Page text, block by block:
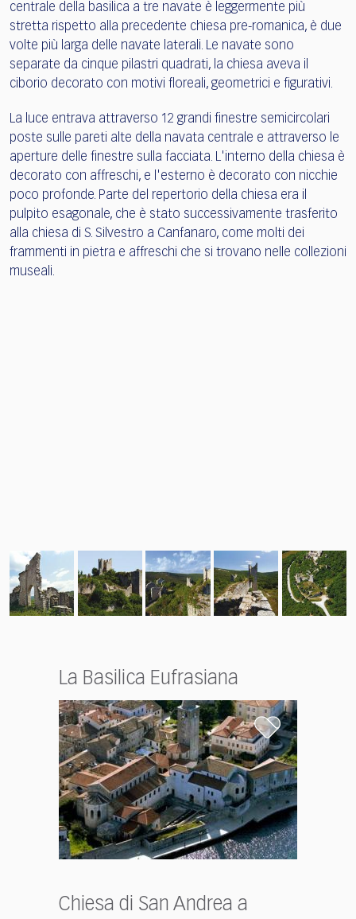
centrale della basilica a tre navate è leggermente più
stretta rispetto alla precedente chiesa pre-romanica, è due
volte più larga delle navate laterali. Le navate sono
separate da cinque pilastri quadrati, la chiesa aveva il
ciborio decorato con motivi floreali, geometrici e figurativi.
La luce entrava attraverso 12 grandi finestre semicircolari
poste sulle pareti alte della navata centrale e attraverso le
aperture delle finestre sulla facciata. L'interno della chiesa è
decorato con affreschi, e l'esterno è decorato con nicchie
poco profonde. Parte del repertorio della chiesa era il
pulpito esagonale, che è stato successivamente trasferito
alla chiesa di S. Silvestro a Canfanaro, come molti dei
frammenti in pietra e affreschi che si trovano nelle collezioni
museali.
La Basilica Eufrasiana
Chiesa di San Andrea a